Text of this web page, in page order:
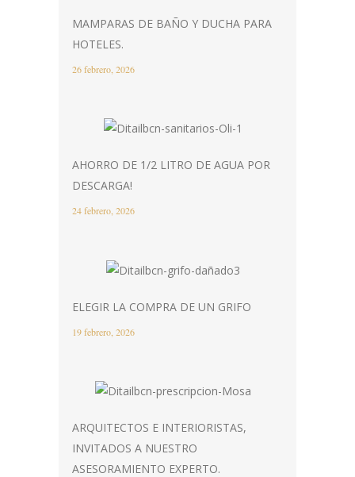
MAMPARAS DE BAÑO Y DUCHA PARA
HOTELES.
26 febrero, 2026
AHORRO DE 1/2 LITRO DE AGUA POR
DESCARGA!
24 febrero, 2026
ELEGIR LA COMPRA DE UN GRIFO
19 febrero, 2026
ARQUITECTOS E INTERIORISTAS,
INVITADOS A NUESTRO
ASESORAMIENTO EXPERTO.